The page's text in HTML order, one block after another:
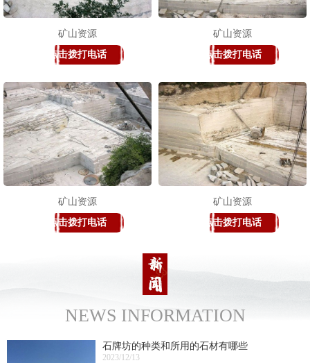
矿山资源
点击拨打电话
矿山资源
点击拨打电话
矿山资源
点击拨打电话
矿山资源
点击拨打电话
NEWS INFORMATION
石牌坊的种类和所用的石材有哪些
2023/12/13